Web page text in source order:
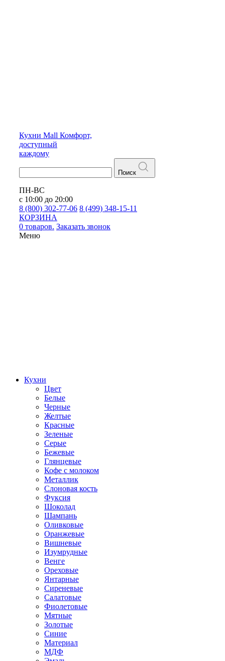
Кухни Mall Комфорт,
доступный
каждому
Поиск
ПН-ВС
с 10:00 до 20:00
8 (800) 302-77-06 8 (499) 348-15-11
КОРЗИНА
0 товаров. Заказать звонок
Меню
Кухни
Цвет
Белые
Черные
Желтые
Красные
Зеленые
Серые
Бежевые
Глянцевые
Кофе с молоком
Металлик
Слоновая кость
Фуксия
Шоколад
Шампань
Оливковые
Оранжевые
Вишневые
Изумрудные
Венге
Ореховые
Янтарные
Сиреневые
Салатовые
Фиолетовые
Мятные
Золотые
Синие
Материал
МДФ